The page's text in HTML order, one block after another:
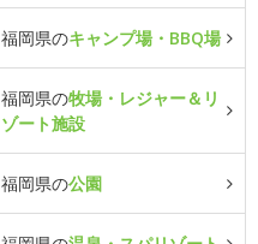
福岡県のキャンプ場・BBQ場
福岡県の牧場・レジャー＆リ
ゾート施設
福岡県の公園